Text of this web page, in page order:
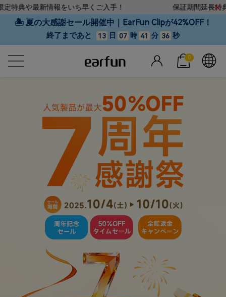
最新情報をいち早くご入手！ 保証期間延長特典！計
🏝 夏の大感謝セール開催中｜EarFun Clipが42%OFF！
終了まであと 13 日 07 時 41 分 35 秒
0